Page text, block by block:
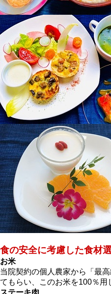
食の安全に考慮した食材
お米
当院契約の個人農家から「最
てもらい、このお米を100％用
ステーキ肉